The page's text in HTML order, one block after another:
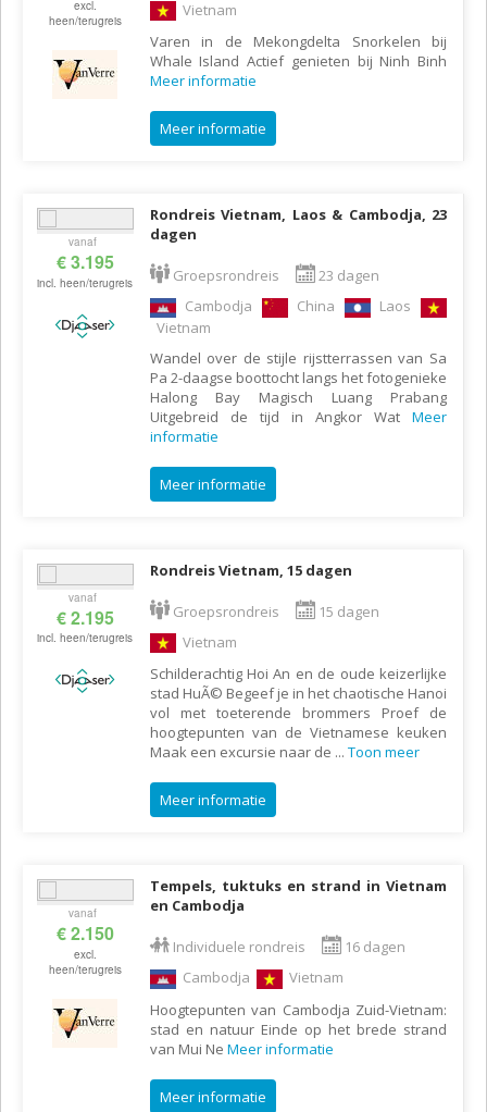
excl.
heen/terugreis
Vietnam
Varen in de Mekongdelta Snorkelen bij
Whale Island Actief genieten bij Ninh Binh
Meer informatie
Meer informatie
vanaf
€ 3.195
incl. heen/terugreis
Rondreis Vietnam, Laos & Cambodja, 23
dagen
Groepsrondreis
23 dagen
Cambodja
China
Laos
Vietnam
Wandel over de stijle rijstterrassen van Sa
Pa 2-daagse boottocht langs het fotogenieke
Halong Bay Magisch Luang Prabang
Uitgebreid de tijd in Angkor Wat Meer
informatie
Meer informatie
vanaf
€ 2.195
incl. heen/terugreis
Rondreis Vietnam, 15 dagen
Groepsrondreis
15 dagen
Vietnam
Schilderachtig Hoi An en de oude keizerlijke
stad HuÃ© Begeef je in het chaotische Hanoi
vol met toeterende brommers Proef de
hoogtepunten van de Vietnamese keuken
Maak een excursie naar de ... Toon meer
Meer informatie
vanaf
€ 2.150
excl.
heen/terugreis
Tempels, tuktuks en strand in Vietnam
en Cambodja
Individuele rondreis
16 dagen
Cambodja
Vietnam
Hoogtepunten van Cambodja Zuid-Vietnam:
stad en natuur Einde op het brede strand
van Mui Ne Meer informatie
Meer informatie